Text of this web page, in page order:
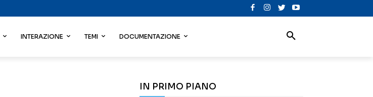
INTERAZIONE TEMI DOCUMENTAZIONE
IN PRIMO PIANO